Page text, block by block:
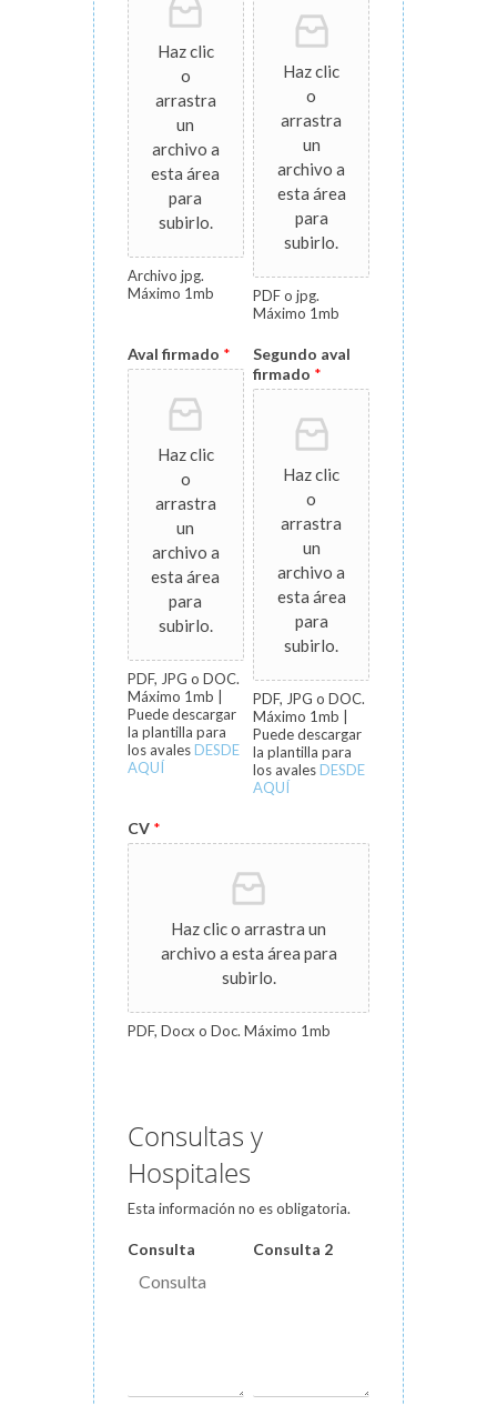
Haz clic
o
arrastra
un
archivo a
esta área
para
subirlo.
Archivo jpg.
Máximo 1mb
Haz clic
o
arrastra
un
archivo a
esta área
para
subirlo.
PDF o jpg.
Máximo 1mb
Aval firmado *
Haz clic
o
arrastra
un
archivo a
esta área
para
subirlo.
PDF, JPG o DOC.
Máximo 1mb |
Puede descargar
la plantilla para
los avalesDESDE
AQUÍ
Segundo aval
firmado *
Haz clic
o
arrastra
un
archivo a
esta área
para
subirlo.
PDF, JPG o DOC.
Máximo 1mb |
Puede descargar
la plantilla para
los avalesDESDE
AQUÍ
CV *
Haz clic o arrastra un
archivo a esta área para
subirlo.
PDF, Docx o Doc. Máximo 1mb
Consultas y
Hospitales
Esta información no es obligatoria.
Consulta Consulta 2